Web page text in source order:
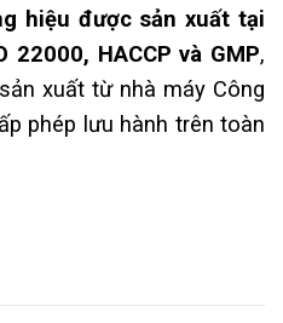
hiệu được sản xuất tại
22000, HACCP và GMP,
xuất từ nhà máy Công
phép lưu hành trên toàn